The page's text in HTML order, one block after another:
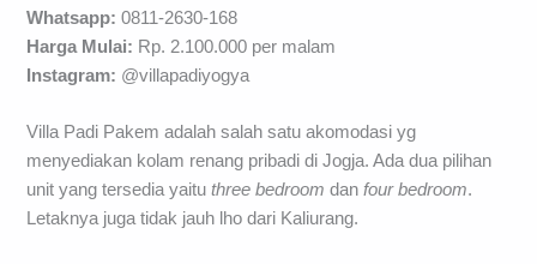
Whatsapp:0811-2630-168
Harga Mulai: Rp. 2.100.000 per malam
Instagram: @villapadiyogya
Villa Padi Pakem adalah salah satu akomodasi yg
menyediakan kolam renang pribadi di Jogja. Ada dua pilihan
unit yang tersedia yaituthree bedroomdanfour bedroom.
Letaknya juga tidak jauh lho dari Kaliurang.